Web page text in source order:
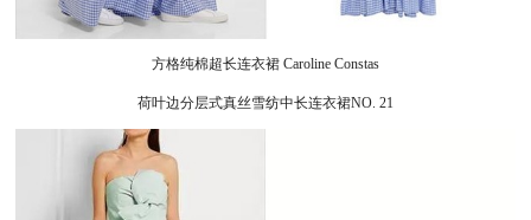
方格纯棉超长连衣裙 Caroline Constas
荷叶边分层式真丝雪纺中长连衣裙NO. 21